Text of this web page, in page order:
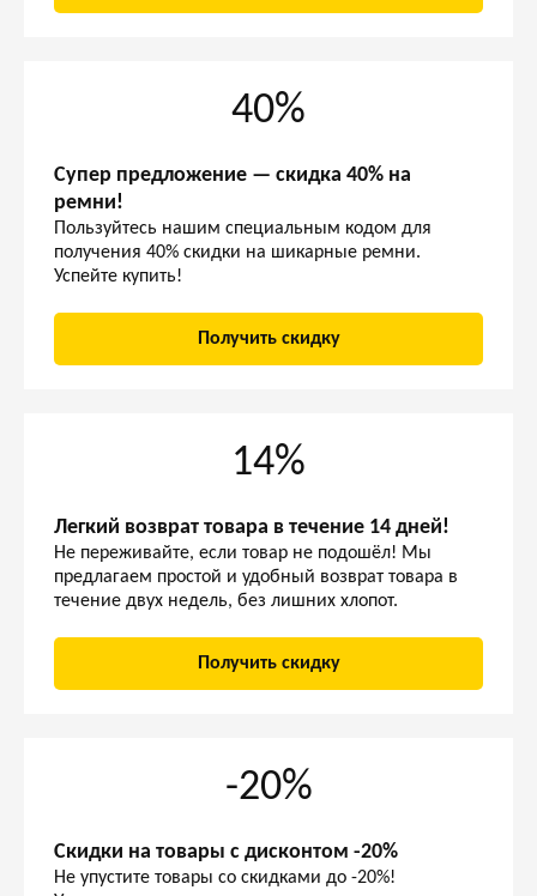
40%
Супер предложение — скидка 40% на
ремни!
Пользуйтесь нашим специальным кодом для
получения 40% скидки на шикарные ремни.
Успейте купить!
Получить скидку
14%
Легкий возврат товара в течение 14 дней!
Не переживайте, если товар не подошёл! Мы
предлагаем простой и удобный возврат товара в
течение двух недель, без лишних хлопот.
Получить скидку
-20%
Скидки на товары с дисконтом -20%
Не упустите товары со скидками до -20%!